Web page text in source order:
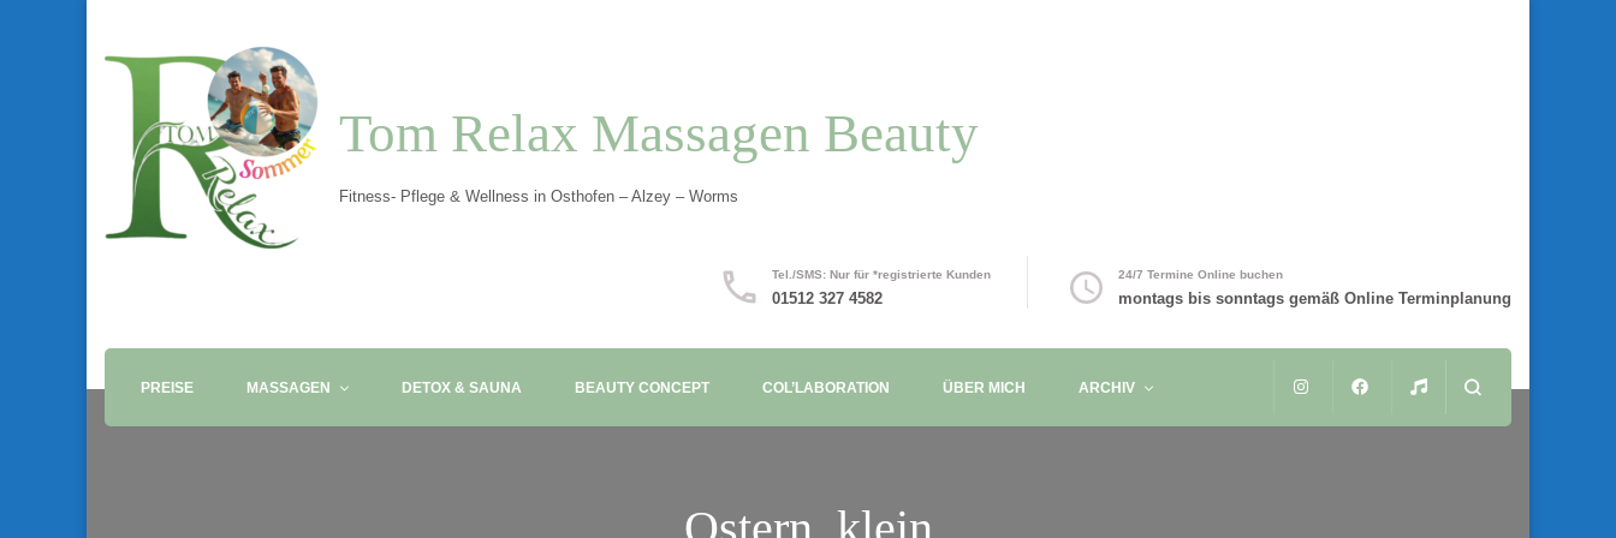
Tom Relax Massagen Beauty
Fitness- Pflege & Wellness in Osthofen – Alzey – Worms
Tel./SMS: Nur für *registrierte Kunden
01512 327 4582
24/7 Termine Online buchen
montags bis sonntags gemäß Online Terminplanung
PREISE MASSAGEN DETOX & SAUNA BEAUTY CONCEPT COL’LABORATION ÜBER MICH ARCHIV